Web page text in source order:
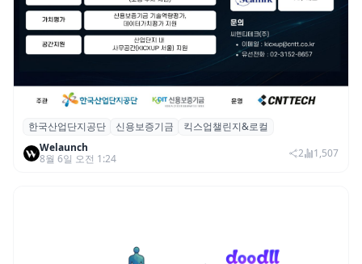
산단공·신보, 2026 ‘킥스업 챌린지&로컬’ 참
여 스타트업 모집
한국산업단지공단 신용보증기금
킥스업챌린지&로컬
Welaunch
8월 6일 오전 1:24
2 1,507